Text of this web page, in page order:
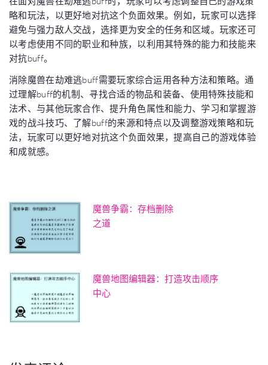
略和玩法，以更好地对抗这个负面效果。例如，玩家可以选择
避免与强力敌人交战，选择更为安全的任务和区域。玩家还可
以考虑使用不同的职业和种族，以利用其特殊的能力和技能来
对抗buff。
消除魔兽在劫难逃buff需要玩家综合运用各种方法和策略。通
过理解buff的机制、寻找合适的物品和装备、使用特殊技能和
法术、与其他玩家合作、提升角色属性和能力、学习和掌握游
戏的战斗技巧、了解buff的来源和特点以及调整游戏策略和玩
法，玩家可以更好地对抗这个负面效果，提高自己的游戏体验
和成就感。
魔兽争霸：存档删除
之道
魔兽地图编辑器：打造攻击顺序
中心